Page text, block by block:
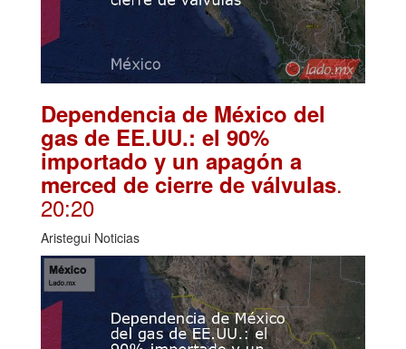
Dependencia de México del
gas de EE.UU.: el 90%
importado y un apagón a
merced de cierre de válvulas.
20:20
Aristegui Noticias